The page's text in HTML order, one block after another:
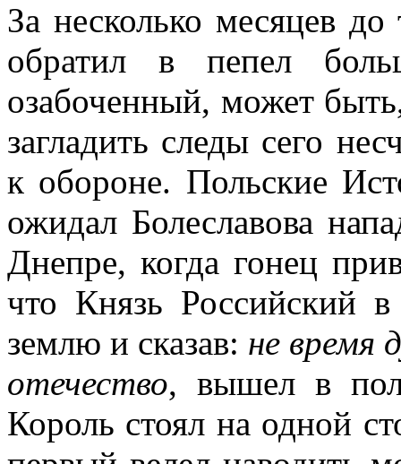
За несколько месяцев
обратил в пепел
озабоченный, может
загладить следы сего
к обороне. Польские
ожидал Болеславова
Днепре, когда гонец
что Князь Российский
землю и сказав: не время
отечество, вышел в
Король стоял на одной